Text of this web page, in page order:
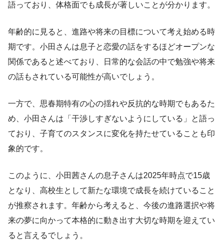
語っており、体格面でも成長が著しいことが分かります。
年齢的に見ると、進路や将来の目標について考え始める時
期です。小田さんは息子と恋愛の話をするほどオープンな
関係であると述べており、日常的な会話の中で勉強や将来
の話もされている可能性が高いでしょう。
一方で、思春期特有の心の揺れや反抗的な時期でもあるた
め、小田さんは「干渉しすぎないようにしている」と語っ
ており、子育てのスタンスに変化を持たせていることも印
象的です。
このように、小田茜さんの息子さんは2025年時点で15歳
となり、高校生として新たな環境で成長を続けていること
が推察されます。年齢から考えると、今後の進路選択や将
来の夢に向かって本格的に動き出す大切な時期を迎えてい
ると言えるでしょう。